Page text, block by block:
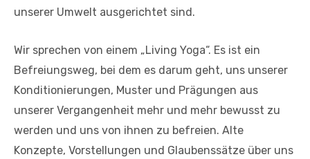
unserer Umwelt ausgerichtet sind.
Wir sprechen von einem „Living Yoga“. Es ist ein
Befreiungsweg, bei dem es darum geht, uns unserer
Konditionierungen, Muster und Prägungen aus
unserer Vergangenheit mehr und mehr bewusst zu
werden und uns von ihnen zu befreien. Alte
Konzepte, Vorstellungen und Glaubenssätze über uns